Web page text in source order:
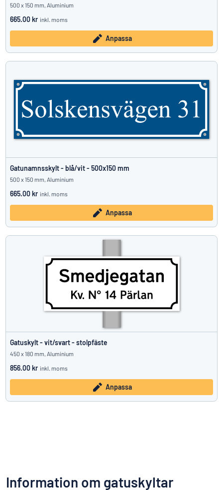
500 x 150 mm, Aluminium
665.00 kr inkl. moms
Anpassa
Gatunamnsskylt - blå/vit - 500x150 mm
500 x 150 mm, Aluminium
665.00 kr inkl. moms
Anpassa
Gatuskylt - vit/svart - stolpfäste
450 x 180 mm, Aluminium
856.00 kr inkl. moms
Anpassa
Information om gatuskyltar